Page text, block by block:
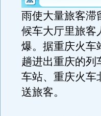
雨使大量旅客滞
候车大厅里旅客
爆。据重庆火车
趟进出重庆的列
车站、重庆火车
送旅客。